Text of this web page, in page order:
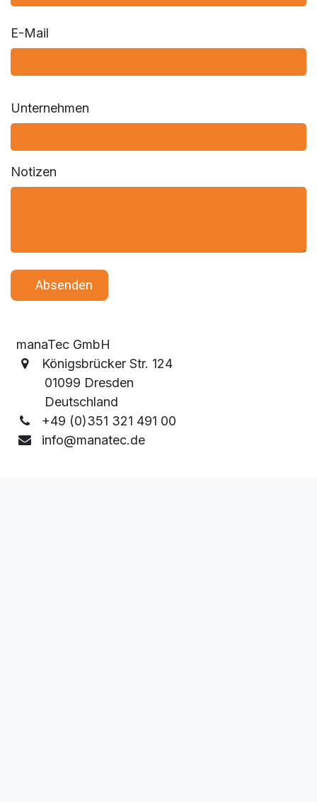
E-Mail
Unternehmen
Notizen
​ ​ ​ A​​​​bsenden
manaTec GmbH
Königsbrücker Str. 124
01099 Dresden
Deutschland
+49 (0)351 321 491 00
info@manatec.de